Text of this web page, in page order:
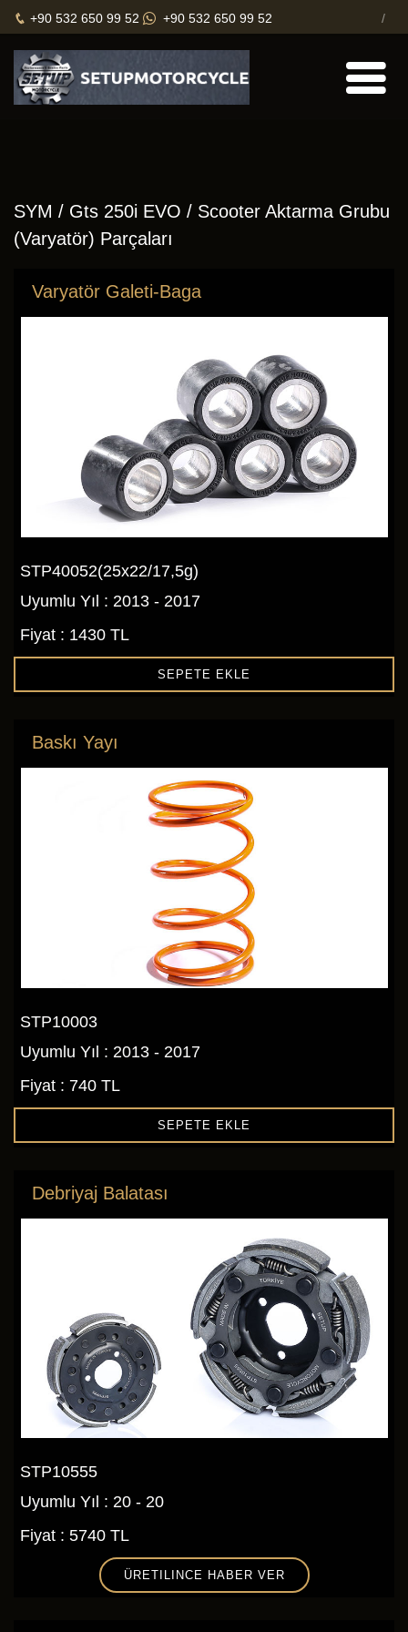
+90 532 650 99 52 +90 532 650 99 52
SYM / Gts 250i EVO / Scooter Aktarma Grubu
(Varyatör) Parçaları
Varyatör Galeti-Baga
STP40052(25x22/17,5g)
Uyumlu Yıl : 2013 - 2017
Fiyat : 1430 TL
SEPETE EKLE
Baskı Yayı
STP10003
Uyumlu Yıl : 2013 - 2017
Fiyat : 740 TL
SEPETE EKLE
Debriyaj Balatası
STP10555
Uyumlu Yıl : 20 - 20
Fiyat : 5740 TL